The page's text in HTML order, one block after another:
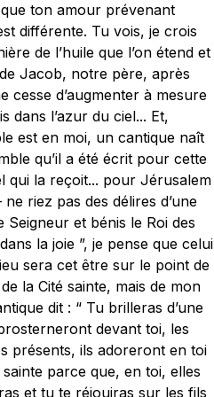
ton amour prévenant
différente. Tu vois, je crois
de l’huile que l’on étend et
Jacob, notre père, après
cesse d’augmenter à mesure
dans l’azur du ciel... Et,
est en moi, un cantique naît
qu’il a été écrit pour cette
qui la reçoit... pour Jérusalem
riez pas des délires d’une
Seigneur et bénis le Roi des
la joie ”, je pense que celui
sera cet être sur le point de
la Cité sainte, mais de mon
dit : “ Tu brilleras d’une
devant toi, les
présents, ils adoreront en toi
parce que, en toi, elles
et tu te réjouiras sur les fils